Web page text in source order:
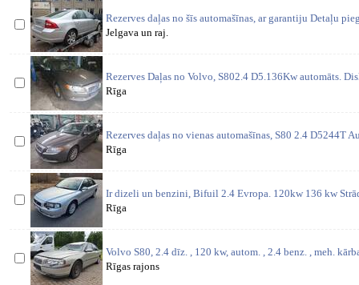
Rezerves daļas no šīs automašīnas, ar garantiju Detaļu
Jelgava un raj.
Rezerves Daļas no Volvo, S802.4 D5.136Kw automāts.
Rīga
Rezerves daļas no vienas automašīnas, S80 2.4 D5244T
Rīga
Ir dizeli un benzini, Bifuil 2.4 Evropa. 120kw 136 kw
Rīga
Volvo S80, 2.4 dīz. , 120 kw, autom. , 2.4 benz. , meh.
Rīgas rajons